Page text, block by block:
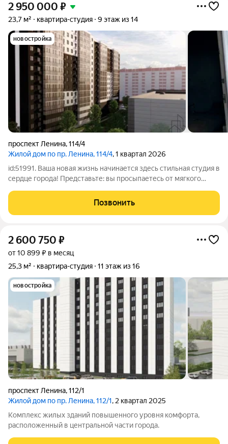
2 950 000 ₽
23,7 м² квартира-студия 9 этаж из 14
новостройка
проспект Ленина,114/4
Жилой дом по пр. Ленина, 114/4, 1 квартал 2026
id:51991. Ваша новая жизнь начинается здесь стильная студия в
сердце города! Представьте: вы просыпаетесь от мягкого
панорамные окна балкона. Здесь нет границ для вашей
Позвонить
2 600 750 ₽
от 10 899 ₽ в месяц
25,3 м²
квартира-студия 11 этаж из 16
новостройка
проспект Ленина,112/1
Жилой дом по пр. Ленина, 112/1, 2 квартал 2025
Комплекс жилых зданий повышенного уровня комфорта,
расположенный в центральной части города.